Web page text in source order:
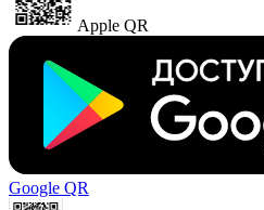
Apple QR
Google QR